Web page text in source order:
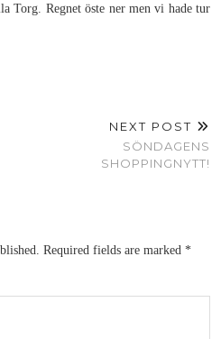
Torg. Regnet öste ner men vi hade tur
NEXT POST
SÖNDAGENS
SHOPPINGNYTT!
Required fields are marked *